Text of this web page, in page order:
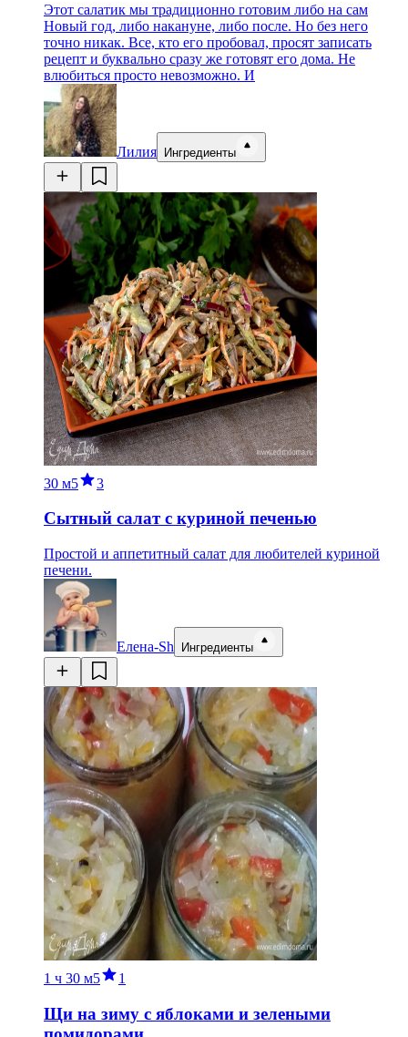
Этот салатик мы традиционно готовим либо на сам
Новый год, либо накануне, либо после. Но без него
точно никак. Все, кто его пробовал, просят записать
рецепт и буквально сразу же готовят его дома. Не
влюбиться просто невозможно. И
Лилия Ингредиенты
30 м5 3
Сытный салат с куриной печенью
Простой и аппетитный салат для любителей куриной
печени.
Елена-Sh Ингредиенты
1 ч 30 м5 1
Щи на зиму с яблоками и зелеными